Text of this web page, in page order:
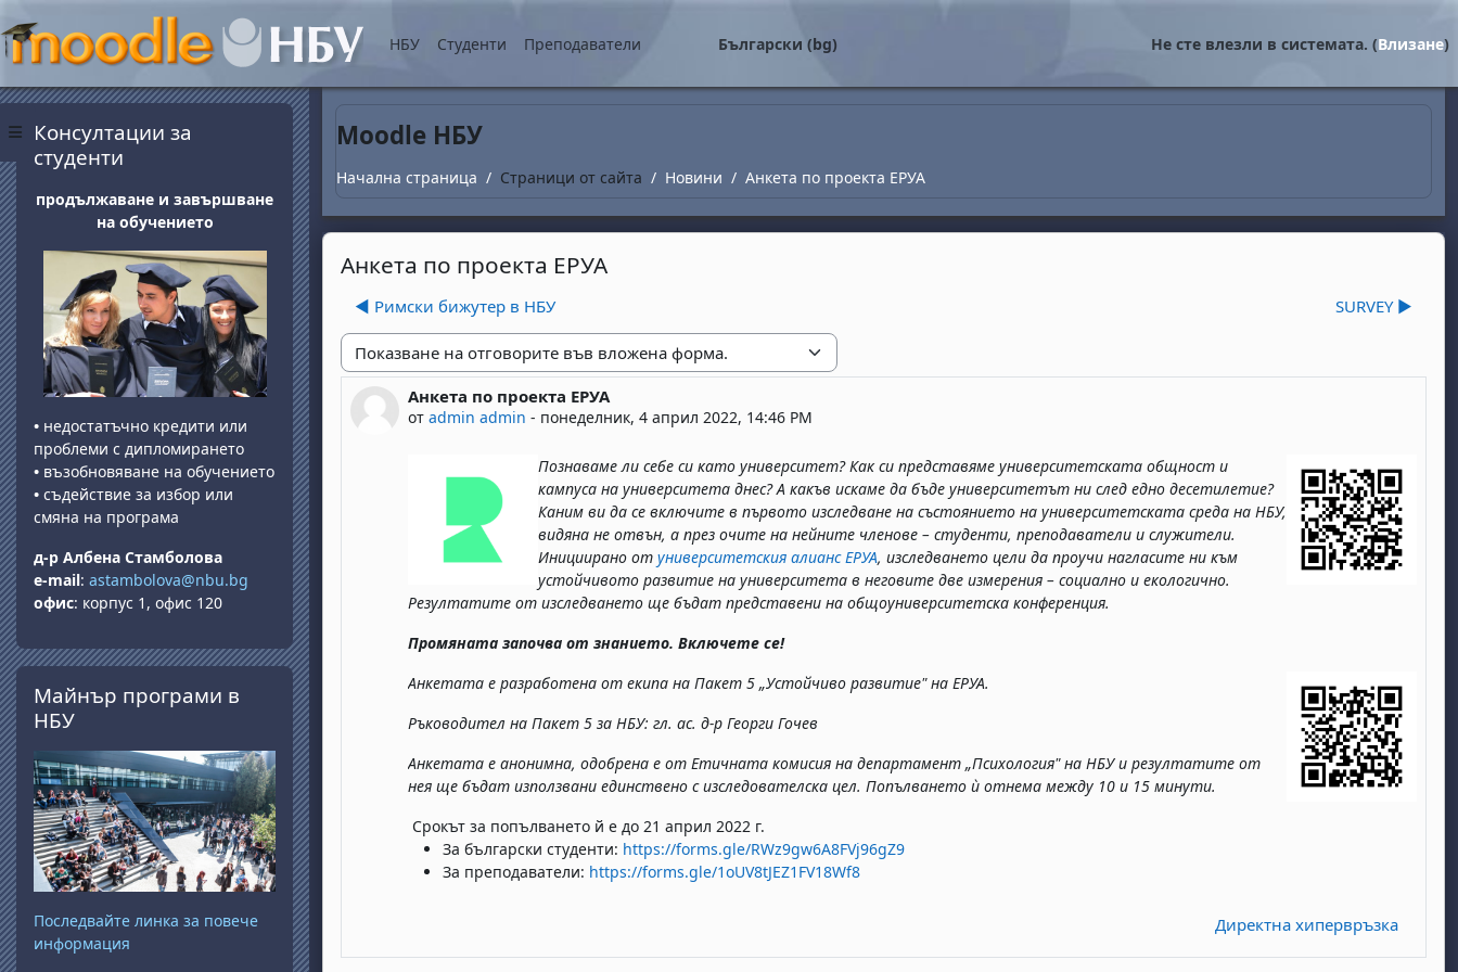
Прескочи на основното съдържание
Страничен панел
НБУ Студенти Преподаватели Български ‎(bg)‎ Не сте влезли в системата. (Влизане)
Moodle НБУ
Начална страница Страници от сайта Новини Анкета по проекта ЕРУА
Анкета по проекта ЕРУА
◀︎ Римски бижутер в НБУ SURVEY ▶︎
Начин на показване
Анкета по проекта ЕРУА
от admin admin - понеделник, 4 април 2022, 14:46 PM
Number of replies: 0
Познаваме ли себе си като университет? Как си представяме университетската общност и
кампуса на университета днес? А какъв искаме да бъде университетът ни след едно десетилетие?
Каним ви да се включите в първото изследване на състоянието на университетската среда на НБУ,
видяна не отвън, а през очите на нейните членове – студенти, преподаватели и служители.
Инициирано от университетския алианс ЕРУА, изследването цели да проучи нагласите ни към
устойчивото развитие на университета в неговите две измерения – социално и екологично.
Резултатите от изследването ще бъдат представени на общоуниверситетска конференция.
Промяната започва от знанието. Включете се!
Анкетата е разработена от екипа на Пакет 5 „Устойчиво развитие" на ЕРУА.
Ръководител на Пакет 5 за НБУ: гл. ас. д-р Георги Гочев
Анкетата е анонимна, одобрена е от Етичната комисия на департамент „Психология" на НБУ и резултатите от
нея ще бъдат използвани единствено с изследователска цел. Попълването ѝ отнема между 10 и 15 минути.
Срокът за попълването й е до 21 април 2022 г.
За български студенти: https://forms.gle/RWz9gw6A8FVj96gZ9
За преподаватели: https://forms.gle/1oUV8tJEZ1FV18Wf8
Директна хипервръзка
Блокове
Консултации за
студенти
продължаване и завършване
на обучението
• недостатъчно кредити или
проблеми с дипломирането
• възобновяване на обучението
• съдействие за избор или
смяна на програма
д-р Албена Стамболова
e-mail: astambolova@nbu.bg
офис: корпус 1, офис 120
Прескочи Майнър програми в НБУ
Майнър програми в
НБУ
Последвайте линка за повече
информация